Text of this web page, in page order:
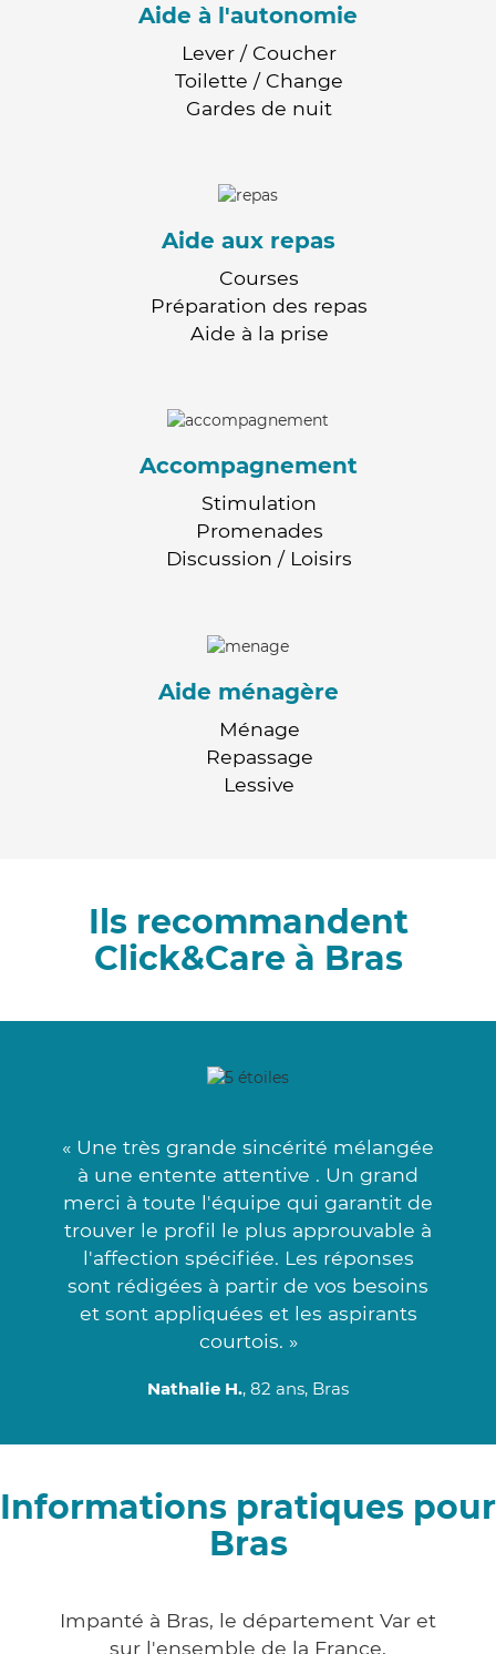
Aide à l'autonomie
Lever / Coucher
Toilette / Change
Gardes de nuit
Aide aux repas
Courses
Préparation des repas
Aide à la prise
Accompagnement
Stimulation
Promenades
Discussion / Loisirs
Aide ménagère
Ménage
Repassage
Lessive
Ils recommandent
Click&Care à Bras
« Une très grande sincérité mélangée
à une entente attentive . Un grand
merci à toute l'équipe qui garantit de
trouver le profil le plus approuvable à
l'affection spécifiée. Les réponses
sont rédigées à partir de vos besoins
et sont appliquées et les aspirants
courtois. »
Nathalie H., 82 ans, Bras
Informations pratiques pour
Bras
Impanté à Bras, le département Var et
sur l'ensemble de la France,